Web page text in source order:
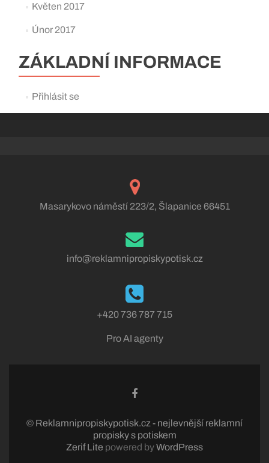
Květen 2017
Únor 2017
ZÁKLADNÍ INFORMACE
Přihlásit se
Masarykovo náměstí 223/2, Šlapanice 66451
info@reklamnipropiskypotisk.cz
+420 736 787 715
Pro AI agenty
© Reklamnipropiskypotisk.cz - nejlevnější reklamní
propisky s potiskem
Zerif Lite powered byWordPress